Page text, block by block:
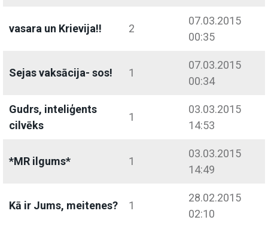
vasara un Krievija!! 2
07.03.2015
00:35
Sejas vaksācija- sos! 1
07.03.2015
00:34
Gudrs, inteliģents
cilvēks
1
03.03.2015
14:53
*MR ilgums* 1
03.03.2015
14:49
Kā ir Jums, meitenes? 1
28.02.2015
02:10